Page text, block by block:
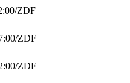
/ZDF
/ZDF
/ZDF